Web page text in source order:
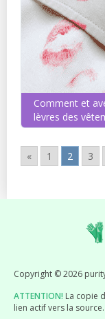
Comment et
lèvres des
« 1 2 3
Copyright © 2026
ATTENTION! La copie
lien actif vers la source.